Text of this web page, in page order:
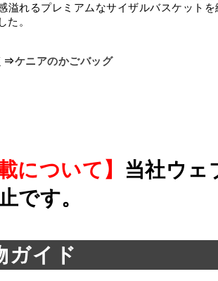
溢れるプレミアムなサイザルバスケット
た。
⇒ケニアのかごバッグ
について】 当社ウェ
です。
物ガイド